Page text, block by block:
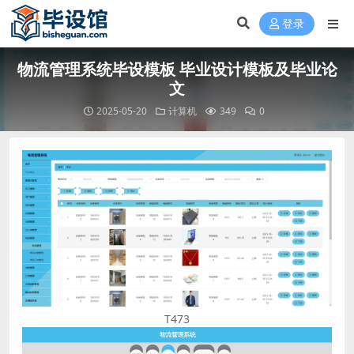
登录
物流管理系统毕设模板 毕业设计模板及毕业论
文
2025-05-20 计算机 349 0
T473